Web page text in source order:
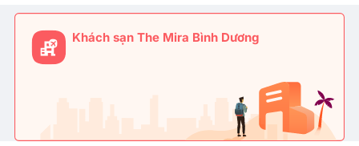
Khách sạn The Mira Bình Dương